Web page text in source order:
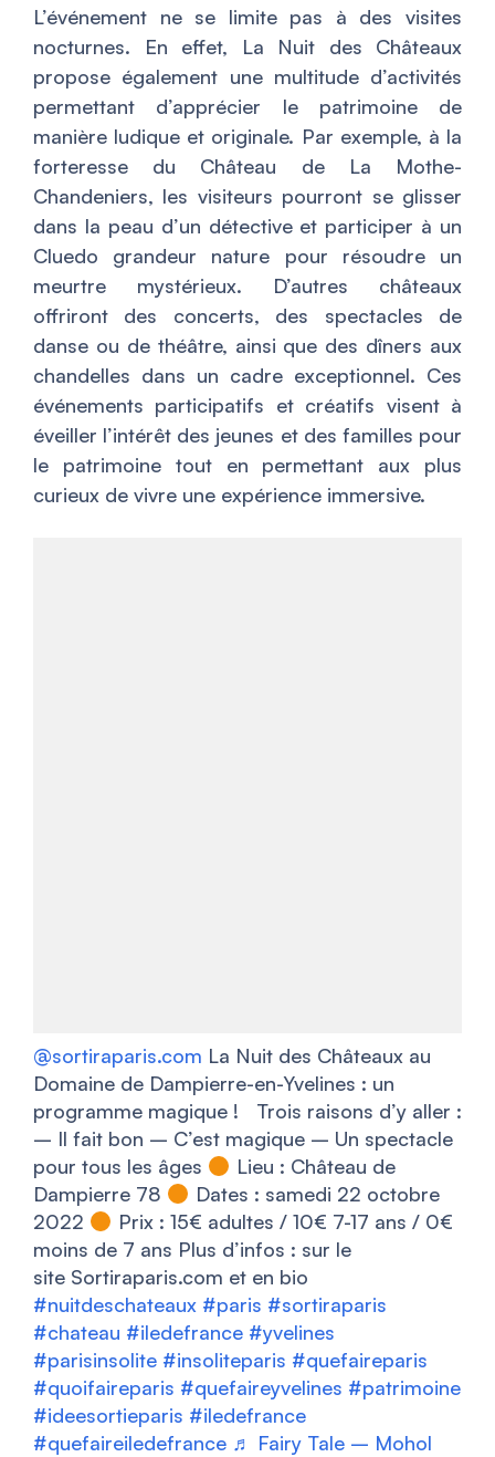
L’événement ne se limite pas à des visites
nocturnes. En effet,
La Nuit des Châteaux
propose également une multitude d’activités
permettant d’apprécier le patrimoine de
manière ludique et originale. Par exemple, à la
forteresse du Château de La Mothe-
Chandeniers, les visiteurs pourront se glisser
dans la peau d’un détective et participer à un
Cluedo grandeur nature pour résoudre un
meurtre mystérieux. D’autres châteaux
offriront des concerts, des spectacles de
danse ou de théâtre, ainsi que des dîners aux
chandelles dans un cadre exceptionnel. Ces
événements participatifs et créatifs visent à
éveiller l’intérêt des jeunes et des familles pour
le patrimoine tout en permettant aux plus
curieux de vivre une expérience immersive.
@sortiraparis.com La Nuit des Châteaux au
Domaine de Dampierre-en-Yvelines : un
programme magique ! Trois raisons d’y aller :
– Il fait bon – C’est magique – Un spectacle
pour tous les âges
Lieu : Château de
Dampierre 78
Dates : samedi 22 octobre
2022
Prix : 15€ adultes / 10€ 7-17 ans / 0€
moins de 7 ans Plus d’infos : sur le
site Sortiraparis.com et en bio
#nuitdeschateaux #paris #sortiraparis
#chateau #iledefrance #yvelines
#parisinsolite #insoliteparis #quefaireparis
#quoifaireparis #quefaireyvelines #patrimoine
#ideesortieparis #iledefrance
#quefaireiledefrance ♬ Fairy Tale – Mohol